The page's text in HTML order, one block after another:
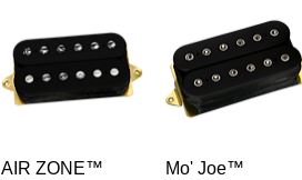
AIR ZONE™
Mo' Joe™